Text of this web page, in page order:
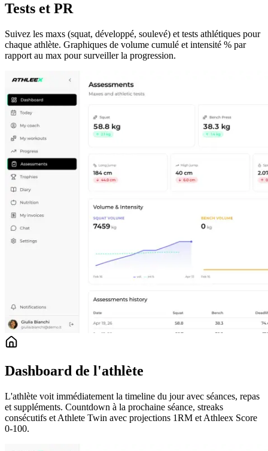
Tests et PR
Suivez les maxs (squat, développé, soulevé) et tests athlétiques pour
chaque athlète. Graphiques de volume cumulé et intensité % par
rapport au max pour surveiller la progression.
Dashboard de l'athlète
L'athlète voit immédiatement la timeline du jour avec séances, repas
et suppléments. Countdown à la prochaine séance, streaks
consécutifs et Athlete Twin avec projections 1RM et Athleex Score
0-100.